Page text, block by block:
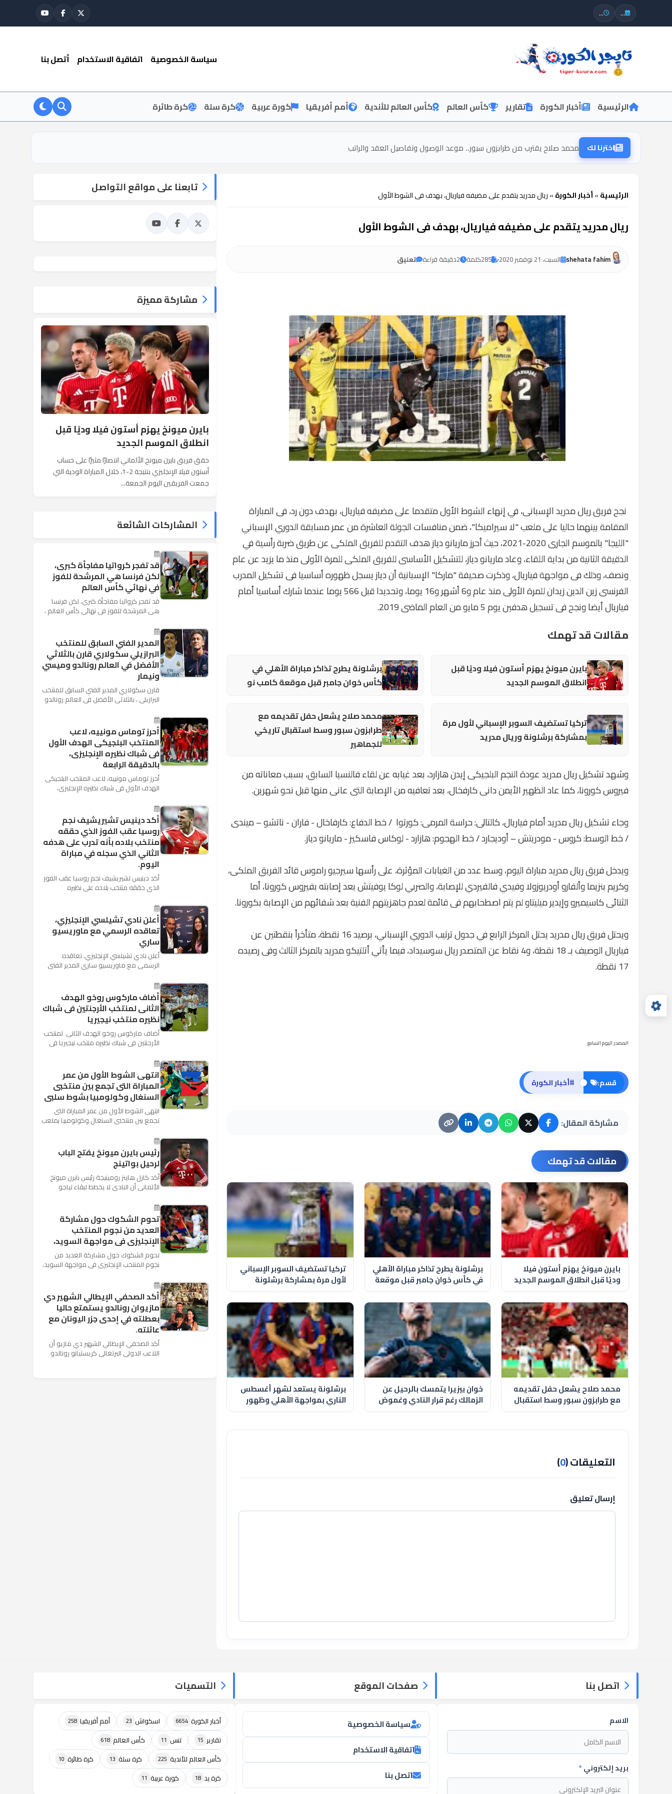
...
...
سياسة الخصوصية اتفاقية الاستخدام أتصل بنا
الرئيسية أخبار الكورة تقارير كأس العالم كأس العالم للأندية أمم أفريقيا كورة عربية كرة سلة كرة طائرة
اخترنا لك محمد صلاح يقترب من طرابزون سبور.. موعد الوصول وتفاصيل العقد والراتب
الرئيسية»أخبار الكورة»ريال مدريد يتقدم على مضيفه فياريال، بهدف فى الشوط الأول
ريال مدريد يتقدم على مضيفه فياريال، بهدف فى الشوط الأول
shehata fahim السبت، 21 نوفمبر 2020 285كلمة 2دقيقة قراءة تعليق
نجح فريق ريال مدريد الإسبانى، في إنهاء الشوط الأول متقدما على مضيفه فياريال، بهدف دون رد، فى المباراة
المقامة بينهما حاليا على ملعب "لا سيراميكا"، ضمن منافسات الجولة العاشرة من عمر مسابقة الدوري الإسباني
"الليجا" بالموسم الجارى 2020-2021، حيث أحرز ماريانو دياز هدف التقدم للفريق الملكى عن طريق ضربة رأسية في
الدقيقة الثانية من بداية اللقاء، وعاد ماريانو دياز، للتشكيل الأساسى للفريق الملكى للمرة الأولى منذ ما يزيد عن عام
ونصف، وذلك فى مواجهة فياريال، وذكرت صحيفة "ماركا" الإسبانية أن دياز يسجل ظهوره أساسيا فى تشكيل المدرب
الفرنسى زين الدين زيدان للمرة الأولى منذ عام و6 أشهر و16 يوما، وتحديدا قبل 566 يوما عندما شارك أساسيا أمام
فياريال أيضا ونجح فى تسجيل هدفين يوم 5 مايو من العام الماضى 2019.
مقالات قد تهمك
بايرن ميونخ يهزم أستون فيلا وديًا قبل
انطلاق الموسم الجديد
برشلونة يطرح تذاكر مباراة الأهلي في
كأس خوان جامبر قبل موقعة كامب نو
تركيا تستضيف السوبر الإسباني لأول مرة
بمشاركة برشلونة وريال مدريد
محمد صلاح يشعل حفل تقديمه مع
طرابزون سبور وسط استقبال تاريخي
للجماهير
وشهد تشكيل ريال مدريد عودة النجم البلجيكى إيدن هازارد، بعد غيابه عن لقاء فالنسيا السابق، بسبب معاناته من
فيروس كورونا، كما عاد الظهير الأيمن دانى كارفخال، بعد تعافيه من الإصابة التى عانى منها قبل نحو شهرين.
وجاء تشكيل ريال مدريد أمام فياريال، كالتالى: حراسة المرمى: كورتوا / خط الدفاع: كارفاخال - فاران - ناتشو – ميندى
/ خط الوسط: كروس - مودريتش – أوديجارد / خط الهجوم: هازارد - لوكاس فاسكيز - ماريانو دياز.
ويدخل فريق ريال مدريد مباراة اليوم، وسط عدد من الغيابات المؤثرة، على رأسها سيرجيو راموس قائد الفريق الملكى،
وكريم بنزيما وألفارو أودريوزولا وفيدي فالفيردي للإصابة، والصربي لوكا يوفيتش بعد إصابته بفيروس كورونا، أما
الثنائى كاسيميرو وإيدير ميليتاو لم يتم اصطحابهم فى قائمة لعدم جاهزيتهم الفنية بعد شفائهم من الإصابة بكورونا.
ويحتل فريق ريال مدريد يحتل المركز الرابع في جدول ترتيب الدوري الإسباني، برصيد 16 نقطة، متأخراً بنقطتين عن
فياريال الوصيف بـ 18 نقطة، و4 نقاط عن المتصدر ريال سوسيداد، فيما يأتي أتلتيكو مدريد بالمركز الثالث وفى رصيده
17 نقطة.
المصدر:اليوم السابع
قسم: #أخبار الكورة
مشاركة المقال:
مقالات قد تهمك
بايرن ميونخ يهزم أستون فيلا
وديًا قبل انطلاق الموسم الجديد
برشلونة يطرح تذاكر مباراة الأهلي
في كأس خوان جامبر قبل موقعة
كامب نو
تركيا تستضيف السوبر الإسباني
لأول مرة بمشاركة برشلونة
وريال مدريد
محمد صلاح يشعل حفل تقديمه
مع طرابزون سبور وسط استقبال
تاريخي للجماهير
خوان بيزيرا يتمسك بالرحيل عن
الزمالك رغم قرار النادي وغموض
مصيره
برشلونة يستعد لشهر أغسطس
الناري بمواجهة الأهلي وظهور
حمزة عبد الكريم
التعليقات (0
)
إرسال تعليق
تابعنا على مواقع التواصل
مشاركة مميزة
بايرن ميونخ يهزم أستون فيلا وديًا قبل
انطلاق الموسم الجديد
حقق فريق بايرن ميونخ الألماني انتصارًا مثيرًا على حساب
أستون فيلا الإنجليزي بنتيجة 2-1، خلال المباراة الودية التي
جمعت الفريقين اليوم الجمعة...
المشاركات الشائعة
قد تفجر كرواتيا مفاجأة كبرى،
لكن فرنسا هي المرشحة للفوز
في نهائي كأس العالم
قد تفجر كرواتيا مفاجأة كبرى، لكن فرنسا
هي المرشحة للفوز في نهائي كأس العالم ،
الروسية في يوم شديد الح...
المدير الفني السابق للمنتخب
البرازيلي سكولاري قارن بالثلاثي
الأفضل في العالم رونالدو وميسي
ونيمار
قارن سكولاري المدير الفني السابق للمنتخب
البرازيلي ، بالثلاثي الأفضل في العالم رونالدو
نجم ...
أحرز توماس مونييه، لاعب
المنتخب البلجيكى الهدف الأول
فى شباك نظيره الإنجليزى،
بالدقيقة الرابعة
أحرز توماس مونييه، لاعب المنتخب البلجيكى
الهدف الأول فى شباك نظيره الإنجليزى،
بينهما حاليا على م...
أكد دينيس تشيريشيف نجم
روسيا عقب الفوز الذي حققه
منتخب بلاده بأنه تدرب على هدفه
الثاني الذي سجله في مباراة
اليوم.
أكد دينيس تشيريشيف نجم روسيا عقب الفوز
الذي حققه منتخب بلاده على نظيره
كأس العالم بأنه تدرب على هد...
أعلن نادي تشيلسي الإنجليزي،
تعاقده الرسمي مع ماوريسيو
ساري
أعلن نادي تشيلسي الإنجليزي، تعاقده
الرسمي مع ماوريسيو ساري المدير الفني
المقبل وخلافة أنطونيو كو...
أضاف ماركوس روخو الهدف
الثانى لمنتخب الأرجنتين فى شباك
نظيره منتخب نيجيريا
أضاف ماركوس روخو الهدف الثانى لمنتخب
الأرجنتين فى شباك نظيره منتخب نيجيريا فى
"كريستوفسك...
انتهى الشوط الأول من عمر
المباراة التى تجمع بين منتخبى
السنغال وكولومبيا بشوط سلبى
انتهى الشوط الأول من عمر المباراة التى
تجمع بين منتخبى السنغال وكولومبيا بملعب
الثالثة والأ...
رئيس بايرن ميونخ يفتح الباب
لرحيل بواتينج
أكد كارل هاينز رومينيجة رئيس بايرن ميونخ
الألمانى أن النادى لا يخطط لبقاء تياجو
وأنه سيستم...
تحوم الشكوك حول مشاركة
العديد من نجوم المنتخب
الإنجليزى فى مواجهة السويد،
تحوم الشكوك حول مشاركة العديد من
نجوم المنتخب الإنجليزى فى مواجهة السويد،
ملعب "كوزموس آ...
أكد الصحفي الإيطالي الشهير دي
مازيوان رونالدو يستمتع حاليا
بعطلته في إحدى جزر اليونان مع
عائلته.
أكد الصحفي الإيطالي الشهير دي مازيو أن
اللاعب الدولي البرتغالي كريستيانو رونالدو
اتصل بنا
الاسم
بريد إلكتروني*
صفحات الموقع
سياسة الخصوصية
اتفاقية الاستخدام
اتصل بنا
التسميات
أخبار الكورة 6654 اسكواش 23 أمم أفريقيا 258
تقارير 15 تنس 11 كأس العالم 618
كأس العالم للأندية 225 كرة سلة 13 كرة طائرة 10
كرة يد 18 كورة عربية 11